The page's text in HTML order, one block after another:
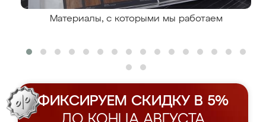
Материалы, с которыми мы работаем
ФИКСИРУЕМ СКИДКУ В 5%